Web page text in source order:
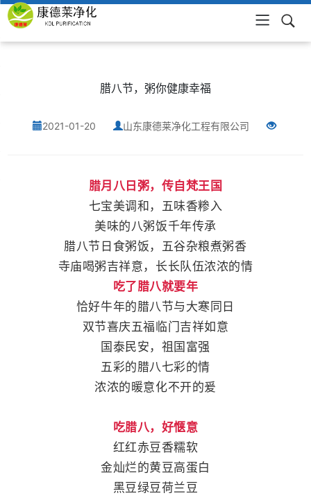
网站首页
腊八节，粥你健康幸福
2021-01-20 山东康德莱净化工程有限公司
腊月八日粥，传自梵王国
七宝美调和，五味香糁入
美味的八粥饭千年传承
腊八节日食粥饭，五谷杂粮煮粥香
寺庙喝粥吉祥意，长长队伍浓浓的情
吃了腊八就要年
恰好牛年的腊八节与大寒同日
双节喜庆五福临门吉祥如意
国泰民安，祖国富强
五彩的腊八七彩的情
浓浓的暖意化不开的爰
吃腊八，好惬意
红红赤豆香糯软
金灿烂的黄豆高蛋白
黑豆绿豆荷兰豆